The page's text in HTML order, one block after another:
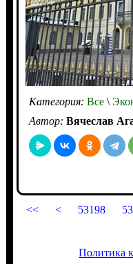
Категория: Все\
Автор: Вячеслав
<< < 53198
Политика